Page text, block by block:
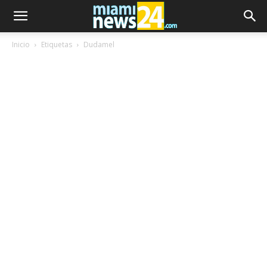
Inicio Etiquetas Dudamel